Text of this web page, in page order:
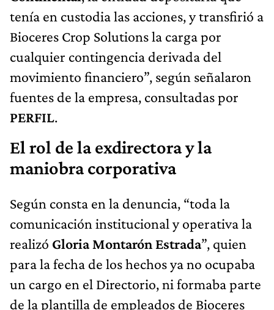
tenía en custodia las acciones, y transfirió a
Bioceres Crop Solutions la carga por
cualquier contingencia derivada del
movimiento financiero”, según señalaron
fuentes de la empresa, consultadas por
PERFIL.
El rol de la exdirectora y la
maniobra corporativa
Según consta en la denuncia, “toda la
comunicación institucional y operativa la
realizó Gloria Montarón Estrada”, quien
para la fecha de los hechos ya no ocupaba
un cargo en el Directorio, ni formaba parte
de la plantilla de empleados de Bioceres